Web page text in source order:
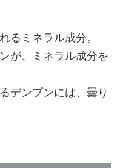
るミネラル成分。
が、ミネラル成分を
デンプンには、曇り